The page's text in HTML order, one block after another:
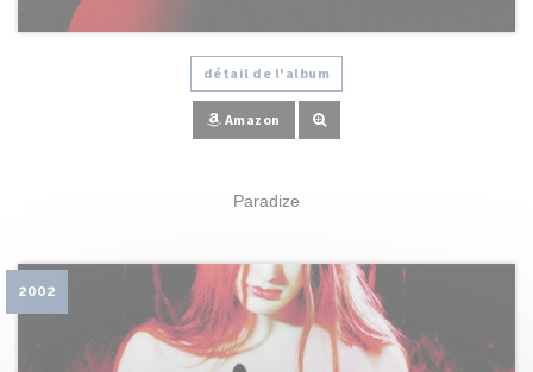
détail de l'album
Amazon
Paradize
2002